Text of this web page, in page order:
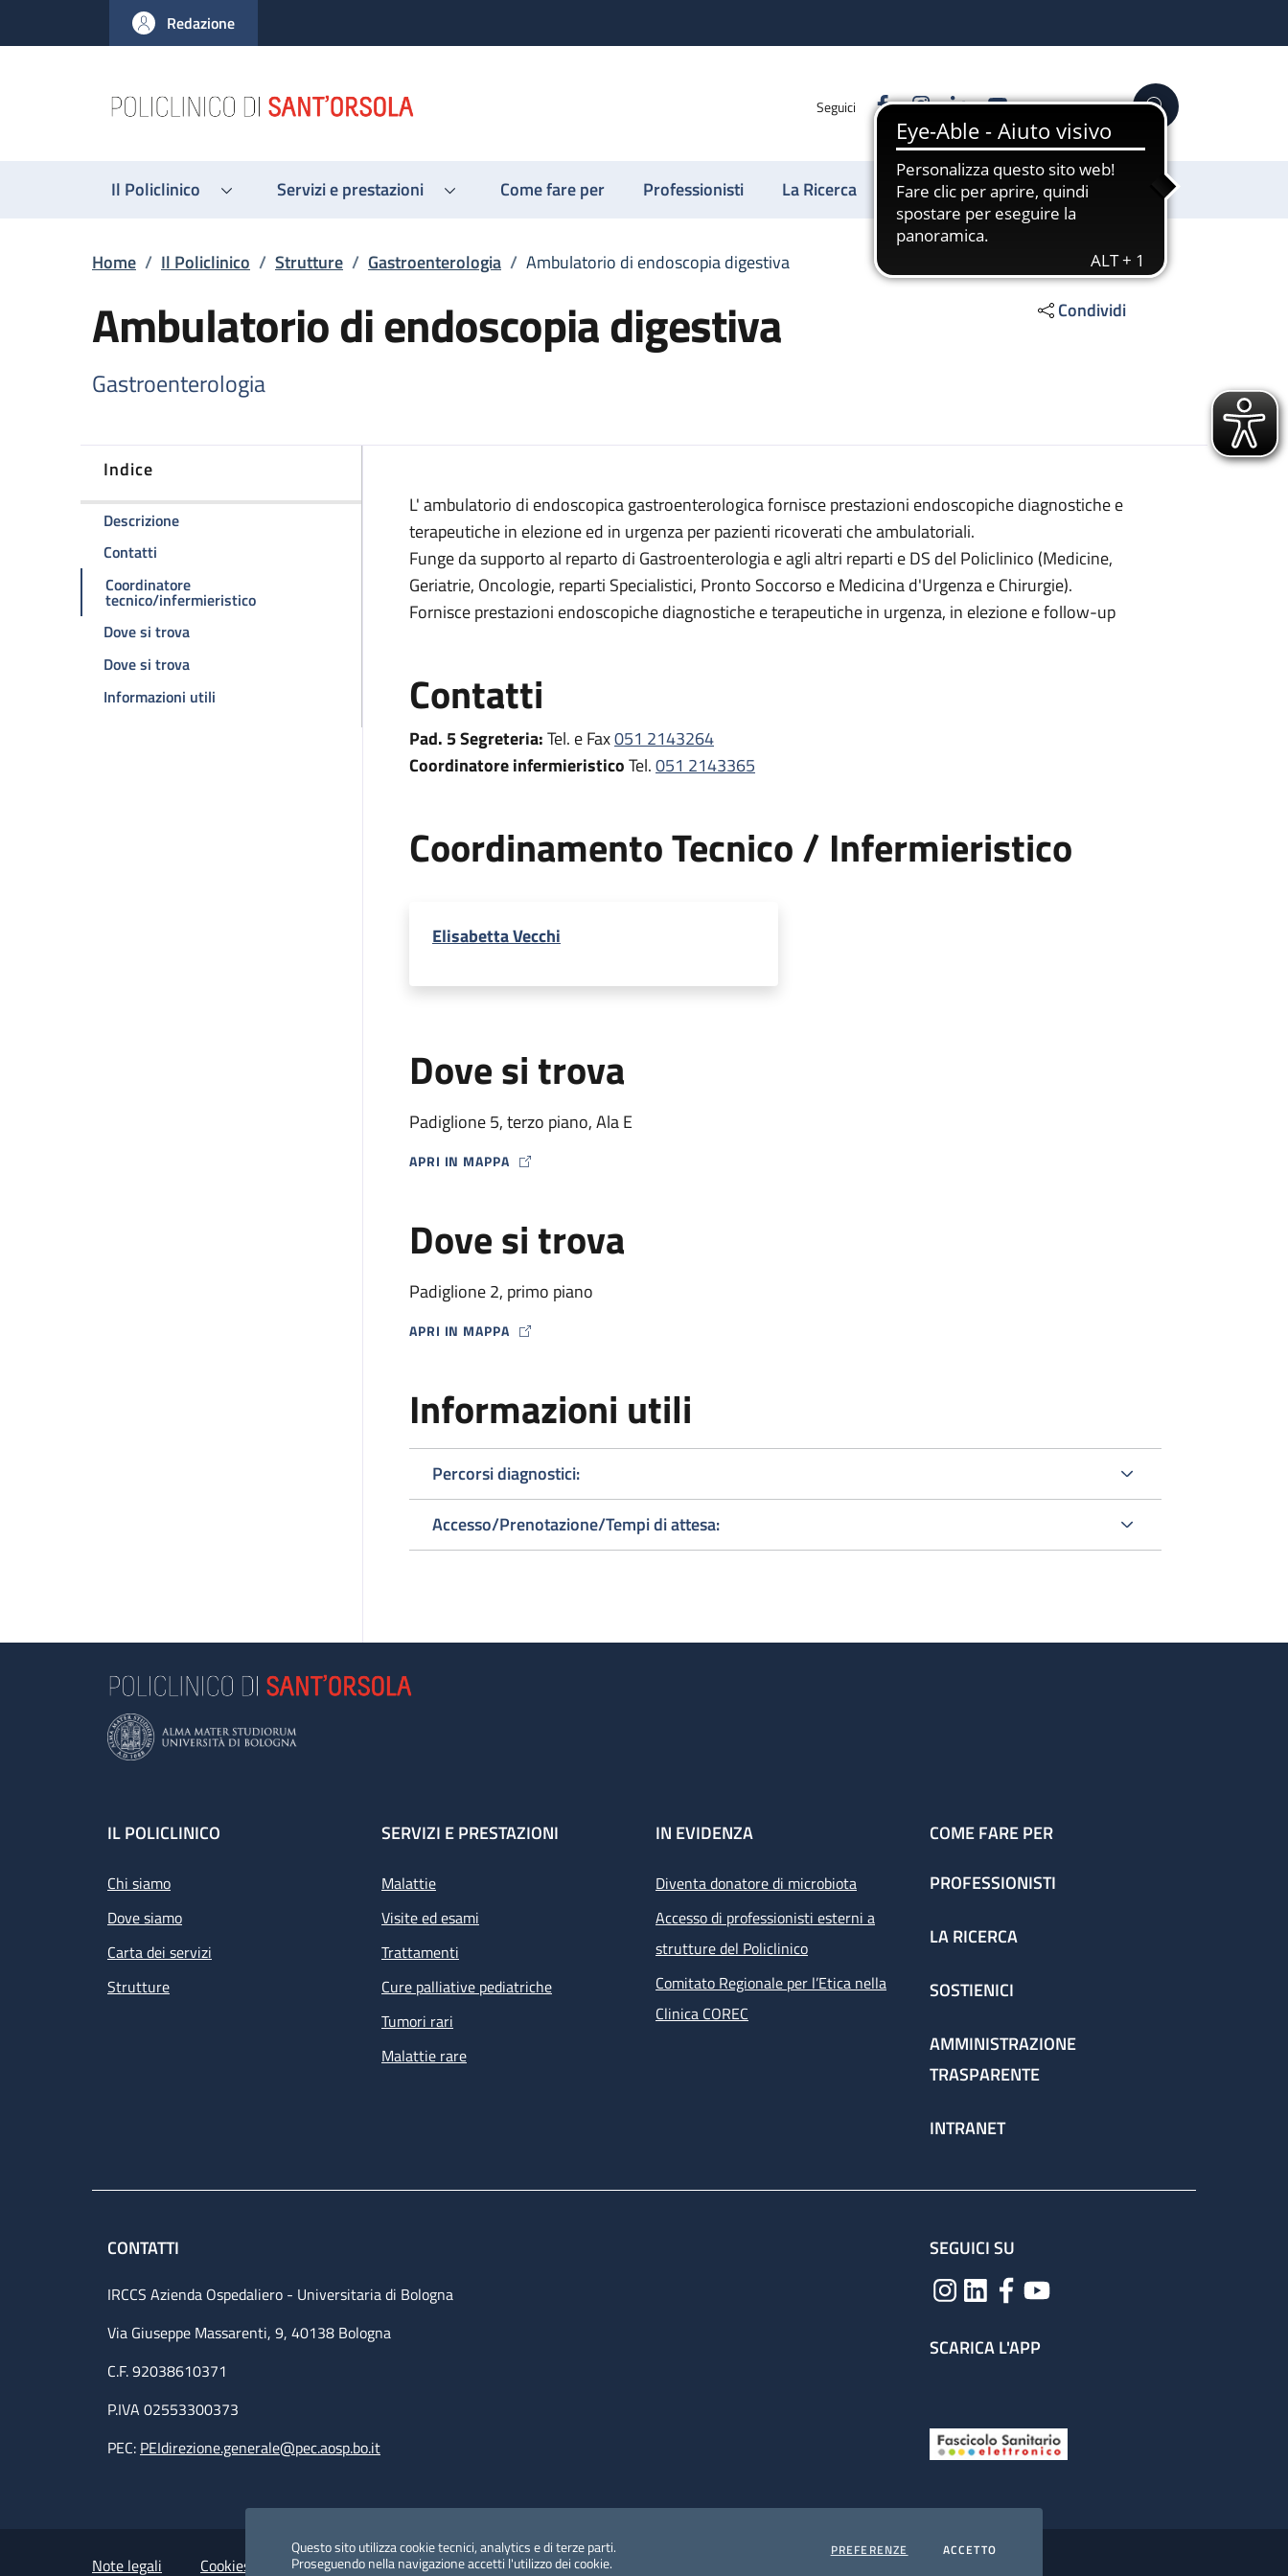
al contenuto principale
to footer content
Questo sito utilizza cookie tecnici, analytics e di terze parti.
Proseguendo nella navigazione accetti l'utilizzo dei cookie.
PREFERENZE COOKIESACCETTOI COOKIES
Redazione
Seguici FacebookInstagram
LinkedinYouTube Cerca
Il Policlinico Servizi e prestazioni Come fare per Professionisti La Ricerca Sostienici
Briciole di pane
Home / Il Policlinico / Strutture / Gastroenterologia / Ambulatorio di endoscopia digestiva
Ambulatorio di endoscopia digestiva
Gastroenterologia
Condividi
Indice
Descrizionedella pagina Ambulatorio di endoscopia digestiva
Contatti della pagina Ambulatorio di endoscopia digestiva
Coordinatore
tecnico/infermieristicodella pagina Ambulatorio di endoscopia digestiva
Dove si trovadella pagina Ambulatorio di endoscopia digestiva
Dove si trovadella pagina Ambulatorio di endoscopia digestiva
Informazioni utili della pagina Ambulatorio di endoscopia digestiva
Descrizione
L' ambulatorio di endoscopica gastroenterologica fornisce prestazioni endoscopiche diagnostiche e
terapeutiche in elezione ed in urgenza per pazienti ricoverati che ambulatoriali.
Funge da supporto al reparto di Gastroenterologia e agli altri reparti e DS del Policlinico (Medicine,
Geriatrie, Oncologie, reparti Specialistici, Pronto Soccorso e Medicina d'Urgenza e Chirurgie).
Fornisce prestazioni endoscopiche diagnostiche e terapeutiche in urgenza, in elezione e follow-up
Contatti
Pad. 5 Segreteria:Tel. e Fax051 2143264
Coordinatore infermieristicoTel.051 2143365
Coordinamento Tecnico / Infermieristico
Elisabetta Vecchi
Dove si trova
Padiglione 5, terzo piano, Ala E
APRI IN MAPPA
MAP ICON
Dove si trova
Padiglione 2, primo piano
APRI IN MAPPA
MAP ICON
Informazioni utili
Percorsi diagnostici:
Accesso/Prenotazione/Tempi di attesa:
Footer
IL POLICLINICO
Chi siamo
Dove siamo
Carta dei servizi
Strutture
SERVIZI E PRESTAZIONI
Malattie
Visite ed esami
Trattamenti
Cure palliative pediatriche
Tumori rari
Malattie rare
IN EVIDENZA
Diventa donatore di microbiota
Accesso di professionisti esterni a
strutture del Policlinico
Comitato Regionale per l’Etica nella
Clinica COREC
COME FARE PER
PROFESSIONISTI
LA RICERCA
SOSTIENICI
AMMINISTRAZIONE
TRASPARENTE
INTRANET
CONTATTI
IRCCS Azienda Ospedaliero - Universitaria di Bologna
Via Giuseppe Massarenti, 9, 40138 Bologna
C.F. 92038610371
P.IVA 02553300373
PEC: PEIdirezione.generale@pec.aosp.bo.it
SEGUICI SU
SCARICA L'APP
Small prints
Useful links section
Note legali Cookies Policy Policy privacy e protezione del dato personale